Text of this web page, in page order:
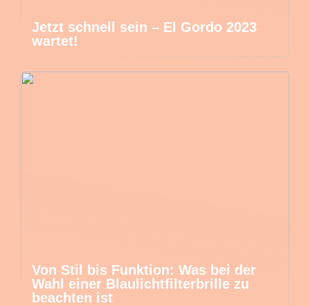
Jetzt schnell sein – El Gordo 2023
wartet!
Von Stil bis Funktion: Was bei der
Wahl einer Blaulichtfilterbrille zu
beachten ist